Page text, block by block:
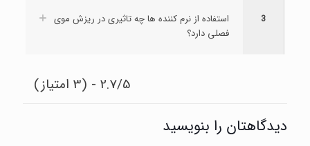
3
استفاده از نرم کننده ها چه تاثیری در ریزش موی
فصلی دارد؟
2.7/5 - (3 امتیاز)
دیدگاهتان را بنویسید